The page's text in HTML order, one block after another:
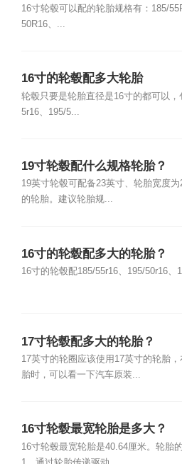
16寸轮毂可以配的轮胎规格有：185/
50R16、...
16寸的轮毂配多大轮胎
轮毂只要是轮胎直径是16寸的都可以，
5r16、195/5...
19寸轮毂配什么规格轮胎？
19英寸轮毂可配备23英寸、轮胎宽度为
的轮胎。建议轮胎规...
16寸的轮毂配多大的轮胎？
16寸的轮毂配185/55r16、195/50r16、
17寸轮毂配多大的轮胎？
17英寸的轮圈应该使用17英寸的轮胎
胎时，可以看一下汽车原装...
16寸轮毂最宽轮胎是多大？
16寸轮毂最宽轮胎是40.64厘米。轮胎